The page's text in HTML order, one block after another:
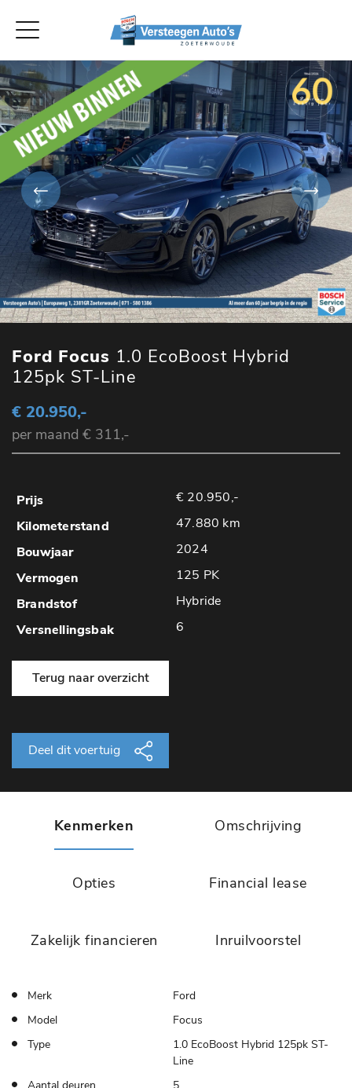
Ford Focus 1.0 EcoBoost Hybrid
125pk ST-Line
€ 20.950,-
per maand € 311,-
€ 20.950,-
47.880 km
2024
125 PK
Hybride
6
Terug naar overzicht
Deel dit voertuig
Kenmerken Omschrijving
Opties Financial lease
Zakelijk financieren Inruilvoorstel
Merk
Ford
Model
Focus
Type
1.0 EcoBoost Hybrid 125pk ST-
Line